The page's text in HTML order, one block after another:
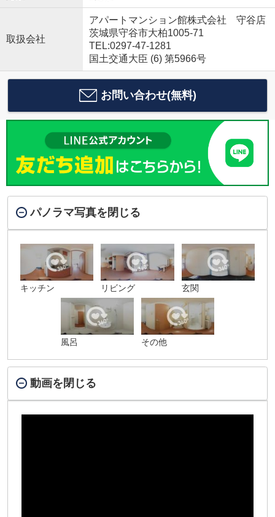
取扱会社
アパートマンション館株式会社 守谷店
茨城県守谷市大柏1005-71
TEL:0297-47-1281
国土交通大臣 (6) 第5966号
お問い合わせ(無料)
パノラマ写真を閉じる
キッチン リビング 玄関
風呂 その他
動画を閉じる